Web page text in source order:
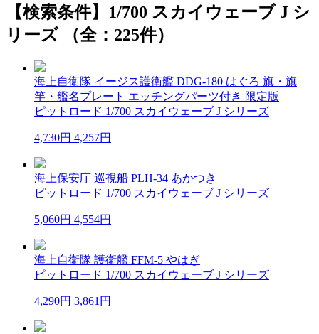
【検索条件】1/700 スカイウェーブ J シ
リーズ （全：225件）
海上自衛隊 イージス護衛艦 DDG-180 はぐろ 旗・旗
竿・艦名プレート エッチングパーツ付き 限定版
ピットロード 1/700 スカイウェーブ J シリーズ
4,730円 4,257円
海上保安庁 巡視船 PLH-34 あかつき
ピットロード 1/700 スカイウェーブ J シリーズ
5,060円 4,554円
海上自衛隊 護衛艦 FFM-5 やはぎ
ピットロード 1/700 スカイウェーブ J シリーズ
4,290円 3,861円